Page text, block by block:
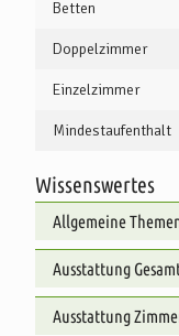
Betten
Doppelzimmer
Einzelzimmer
Mindestaufenthalt
Wissenswertes
Allgemeine
Ausstattung
Ausstattung